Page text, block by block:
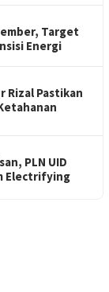
Target
Energi
Rizal Pastikan
PLN UID
Electrifying